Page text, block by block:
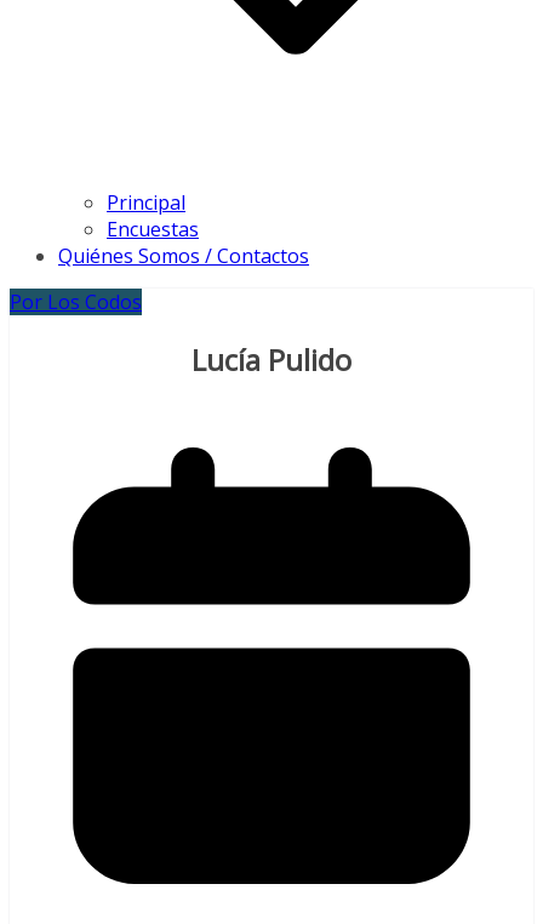
Principal
Encuestas
Quiénes Somos / Contactos
Por Los Codos
Lucía Pulido